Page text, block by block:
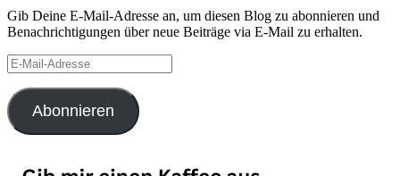
Gib Deine E-Mail-Adresse an, um diesen Blog zu abonnieren und
Benachrichtigungen über neue Beiträge via E-Mail zu erhalten.
E-
Mail-
Adresse
Abonnieren